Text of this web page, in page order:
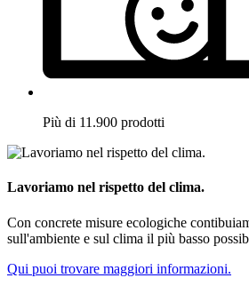
Più di 11.900 prodotti
Lavoriamo nel rispetto del clima.
Con concrete misure ecologiche
sull'ambiente e sul clima il più basso
Qui puoi trovare maggiori informazioni.